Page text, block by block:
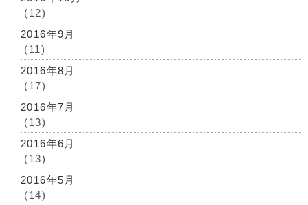
(12)
2016年9月
(11)
2016年8月
(17)
2016年7月
(13)
2016年6月
(13)
2016年5月
(14)